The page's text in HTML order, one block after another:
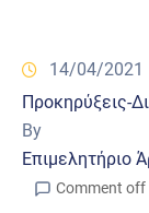
14/04/2021
Προκηρύξεις-
By
Επιμελητήριο
Comment off